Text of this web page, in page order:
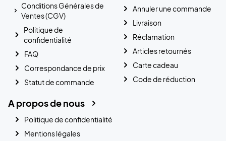
Conditions Générales de
Ventes (CGV)
Politique de
confidentialité
FAQ
Correspondance de prix
Statut de commande
Annuler une commande
Livraison
Réclamation
Articles retournés
Carte cadeau
Code de réduction
A propos de nous
Politique de confidentialité
Mentions légales